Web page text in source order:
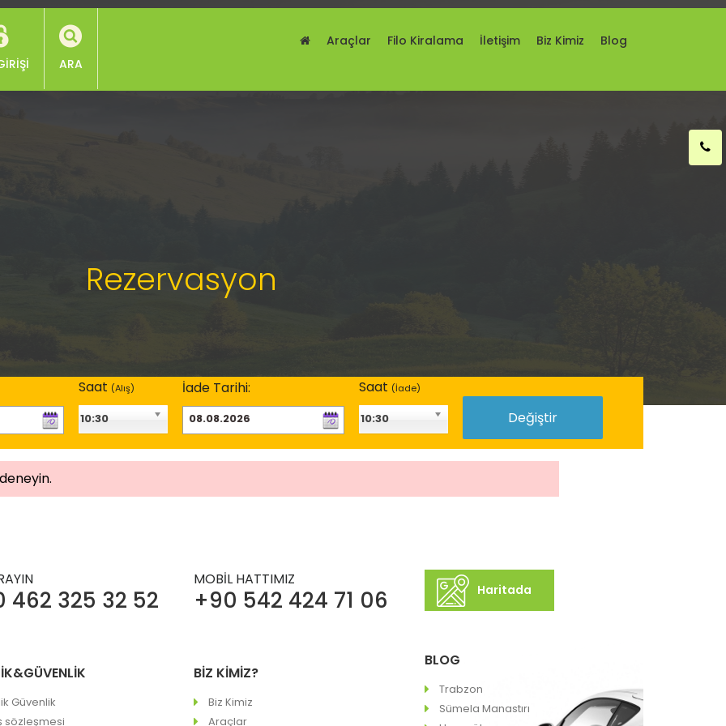
ARA
Araçlar Filo Kiralama İletişim Biz Kimiz Blog
Rezervasyon
Saat (Alış)
10:30
İade Tarihi: Saat (İade)
10:30 Değiştir
462 325 32 52
Güvenlik
sözleşmesi
MOBİL HATTIMIZ
+90 542 424 71 06
BİZ KİMİZ?
Biz Kimiz
Araçlar
Haritada
BLOG
Trabzon
Sümela Manastırı